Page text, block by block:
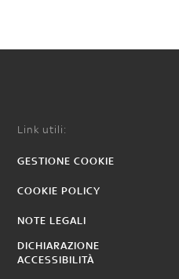
Link utili:
GESTIONE COOKIE
COOKIE POLICY
NOTE LEGALI
DICHIARAZIONE
ACCESSIBILITÀ